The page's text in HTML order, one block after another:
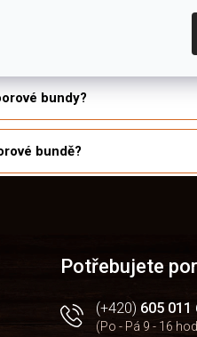
bundy?
bundě?
Potřebujete
(+420) 605 011
(Po - Pá 9 - 16